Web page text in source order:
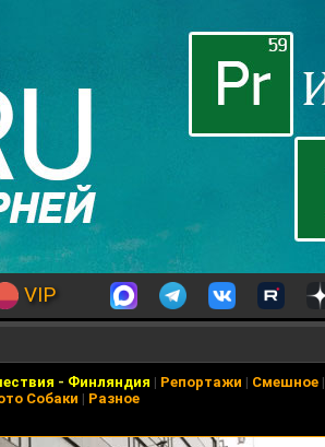
VIP
- Финляндия | Репортажи | Смешное|
Собаки | Разное